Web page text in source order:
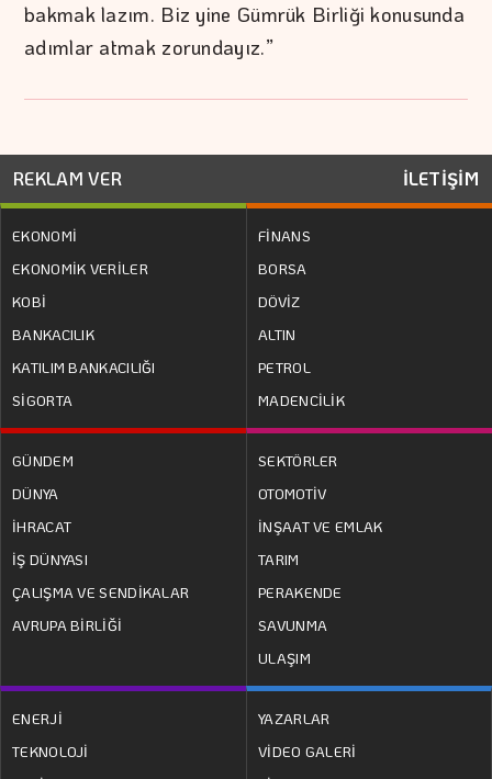
bakmak lazım. Biz yine Gümrük Birliği konusunda
adımlar atmak zorundayız.”
REKLAM VER İLETİŞİM
EKONOMİ
EKONOMİK VERİLER
KOBİ
BANKACILIK
KATILIM BANKACILIĞI
SİGORTA
FİNANS
BORSA
DÖVİZ
ALTIN
PETROL
MADENCİLİK
GÜNDEM
DÜNYA
İHRACAT
İŞ DÜNYASI
ÇALIŞMA VE SENDİKALAR
AVRUPA BİRLİĞİ
SEKTÖRLER
OTOMOTİV
İNŞAAT VE EMLAK
TARIM
PERAKENDE
SAVUNMA
ULAŞIM
ENERJİ
TEKNOLOJİ
YAZARLAR
VİDEO GALERİ